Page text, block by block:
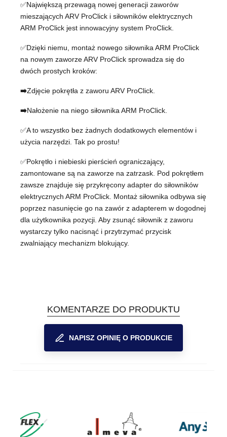
✅Największą przewagą nowej generacji zaworów
mieszających ARV ProClick i siłowników elektrycznych
ARM ProClick jest innowacyjny system ProClick.
✅Dzięki niemu, montaż nowego siłownika ARM ProClick
na nowym zaworze ARV ProClick sprowadza się do
dwóch prostych kroków:
➡️Zdjęcie pokrętła z zaworu ARV ProClick.
➡️Nałożenie na niego siłownika ARM ProClick.
✅A to wszystko bez żadnych dodatkowych elementów i
użycia narzędzi. Tak po prostu!
✅Pokrętło i niebieski pierścień ograniczający,
zamontowane są na zaworze na zatrzask. Pod pokrętłem
zawsze znajduje się przykręcony adapter do siłowników
elektrycznych ARM ProClick. Montaż siłownika odbywa się
poprzez nasunięcie go na zawór z adapterem w dogodnej
dla użytkownika pozycji. Aby zsunąć siłownik z zaworu
wystarczy tylko nacisnąć i przytrzymać przycisk
zwalniający mechanizm blokujący.
KOMENTARZE DO PRODUKTU
NAPISZ OPINIĘ O PRODUKCIE